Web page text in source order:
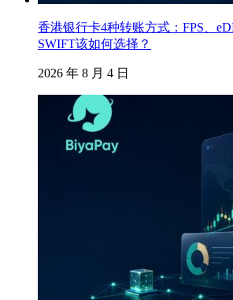
香港银行卡4种转账方式：FPS、
SWIFT该如何选择？
2026 年 8 月 4 日